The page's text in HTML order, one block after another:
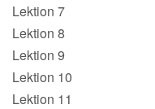
Lektion 7
Lektion 8
Lektion 9
Lektion 10
Lektion 11